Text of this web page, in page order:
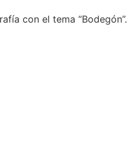
con el tema “Bodegón”.